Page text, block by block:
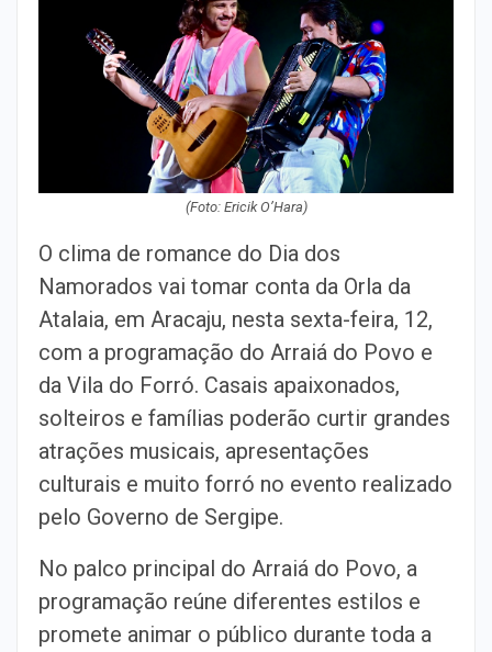
(Foto: Ericik O’Hara)
O clima de romance do Dia dos
Namorados vai tomar conta da Orla da
Atalaia, em Aracaju, nesta sexta-feira, 12,
com a programação do Arraiá do Povo e
da Vila do Forró. Casais apaixonados,
solteiros e famílias poderão curtir grandes
atrações musicais, apresentações
culturais e muito forró no evento realizado
pelo Governo de Sergipe.
No palco principal do Arraiá do Povo, a
programação reúne diferentes estilos e
promete animar o público durante toda a